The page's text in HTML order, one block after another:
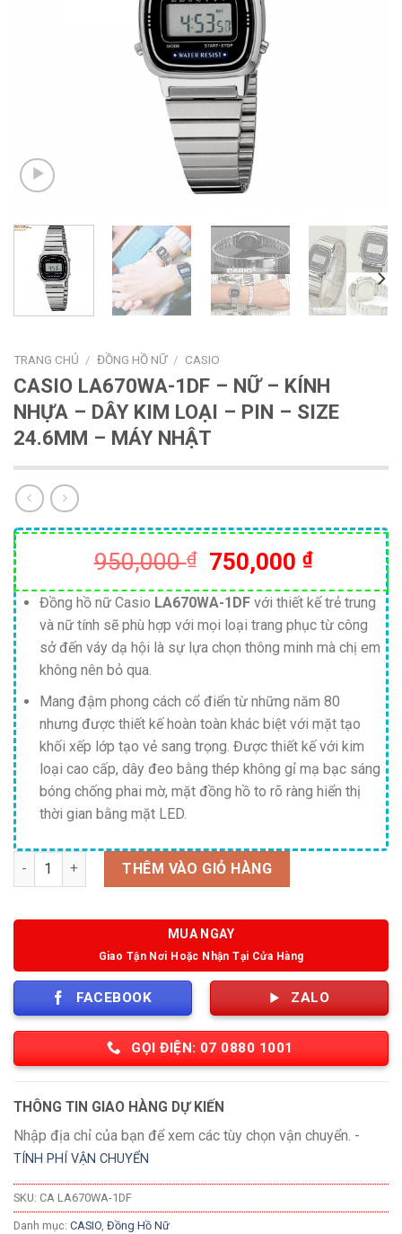
TRANG CHỦ / ĐỒNG HỒ NỮ / CASIO
CASIO LA670WA-1DF – NỮ – KÍNH
NHỰA – DÂY KIM LOẠI – PIN – SIZE
24.6MM – MÁY NHẬT
950,000₫
Giá
gốc
là:
950,000 ₫.
750,000₫Giá
hiện
tại
là:
Đồng hồ nữ Casio LA670WA-1DF với thiết kế trẻ trung
và nữ tính sẽ phù hợp với mọi loại trang phục từ công
sở đến váy dạ hội là sự lựa chọn thông minh mà chị em
không nên bỏ qua.
Mang đậm phong cách cổ điển từ những năm 80
nhưng được thiết kế hoàn toàn khác biệt với mặt tạo
khối xếp lớp tạo vẻ sang trọng. Được thiết kế với kim
loại cao cấp, dây đeo bằng thép không gỉ mạ bạc sáng
bóng chống phai mờ, mặt đồng hồ to rõ ràng hiển thị
thời gian bằng mặt LED.
Số lượng THÊM VÀO GIỎ HÀNG
MUA NGAY
Giao Tận Nơi Hoặc Nhận Tại Cửa Hàng
FACEBOOK ZALO
GỌI ĐIỆN: 07 0880 1001
THÔNG TIN GIAO HÀNG DỰ KIẾN
Nhập địa chỉ của bạn để xem các tùy chọn vận chuyển. -
TÍNH PHÍ VẬN CHUYỂN
SKU: CA LA670WA-1DF
Danh mục: CASIO, Đồng Hồ Nữ